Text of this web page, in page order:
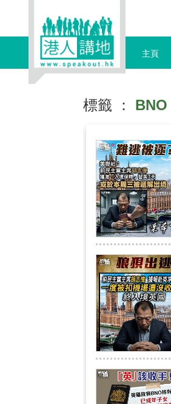
主頁
標籤 ： BNO